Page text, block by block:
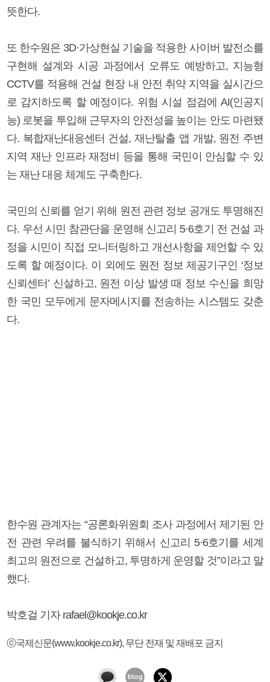
뜻한다.
또 한수원은 3D·가상현실 기술을 적용한 사이버 발전소를
구현해 설계와 시공 과정에서 오류도 예방하고, 지능형
CCTV를 적용해 건설 현장 내 안전 취약 지역을 실시간으
로 감지하도록 할 예정이다. 위험 시설 점검에 AI(인공지
능) 로봇을 투입해 근무자의 안전성을 높이는 안도 마련됐
다. 복합재난대응센터 건설, 재난탈출 앱 개발, 원전 주변
지역 재난 인프라 재정비 등을 통해 국민이 안심할 수 있
는 재난 대응 체계도 구축한다.
국민의 신뢰를 얻기 위해 원전 관련 정보 공개도 투명해진
다. 우선 시민 참관단을 운영해 신고리 5·6호기 전 건설 과
정을 시민이 직접 모니터링하고 개선사항을 제언할 수 있
도록 할 예정이다. 이 외에도 원전 정보 제공기구인 ‘정보
신뢰센터’ 신설하고, 원전 이상 발생 때 정보 수신을 희망
한 국민 모두에게 문자메시지를 전송하는 시스템도 갖춘
다.
한수원 관계자는 “공론화위원회 조사 과정에서 제기된 안
전 관련 우려를 불식하기 위해서 신고리 5·6호기를 세계
최고의 원전으로 건설하고, 투명하게 운영할 것”이라고 말
했다.
박호걸 기자 rafael@kookje.co.kr
ⓒ국제신문(www.kookje.co.kr), 무단 전재 및 재배포 금지